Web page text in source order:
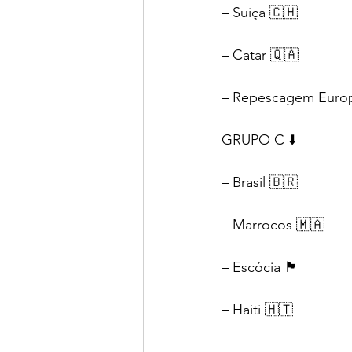
– Suiça 🇨🇭
– Catar 🇶🇦
– Repescagem
GRUPO C ⬇️
– Brasil 🇧🇷
– Marrocos 🇲🇦
– Escócia 🏴󠁧󠁢󠁳󠁣󠁴󠁿
– Haiti 🇭🇹